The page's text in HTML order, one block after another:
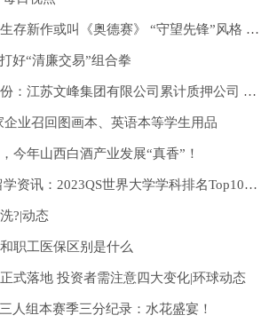
【天天游讯】暴雪生存新作或叫《奥德赛》 “守望先锋”风格 当前焦点
好“清廉交易”组合拳
全球观点：文峰股份：江苏文峰集团有限公司累计质押公司 A 股股份约 2.66 亿股
业召回图画本、英语本等学生用品
今年山西白酒产业发展“真香”！
天天快讯:新加坡留学资讯：2023QS世界大学学科排名Top100专业汇总
?|动态
职工医保区别是什么
式落地 投资者需注意四大变化|环球动态
人组本赛季三分纪录：水花盛宴！